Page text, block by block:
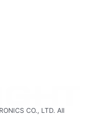
CO., LTD. All